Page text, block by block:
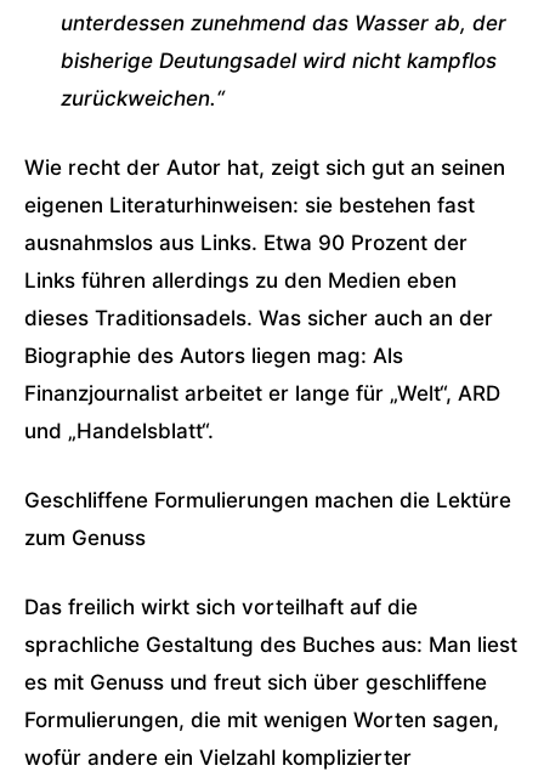
unterdessen zunehmend das Wasser ab, der
bisherige Deutungsadel wird nicht kampflos
zurückweichen.“
Wie recht der Autor hat, zeigt sich gut an seinen
eigenen Literaturhinweisen: sie bestehen fast
ausnahmslos aus Links. Etwa 90 Prozent der
Links führen allerdings zu den Medien eben
dieses Traditionsadels. Was sicher auch an der
Biographie des Autors liegen mag: Als
Finanzjournalist arbeitet er lange für „Welt“, ARD
und „Handelsblatt“.
Geschliffene Formulierungen machen die Lektüre
zum Genuss
Das freilich wirkt sich vorteilhaft auf die
sprachliche Gestaltung des Buches aus: Man liest
es mit Genuss und freut sich über geschliffene
Formulierungen, die mit wenigen Worten sagen,
wofür andere ein Vielzahl komplizierter